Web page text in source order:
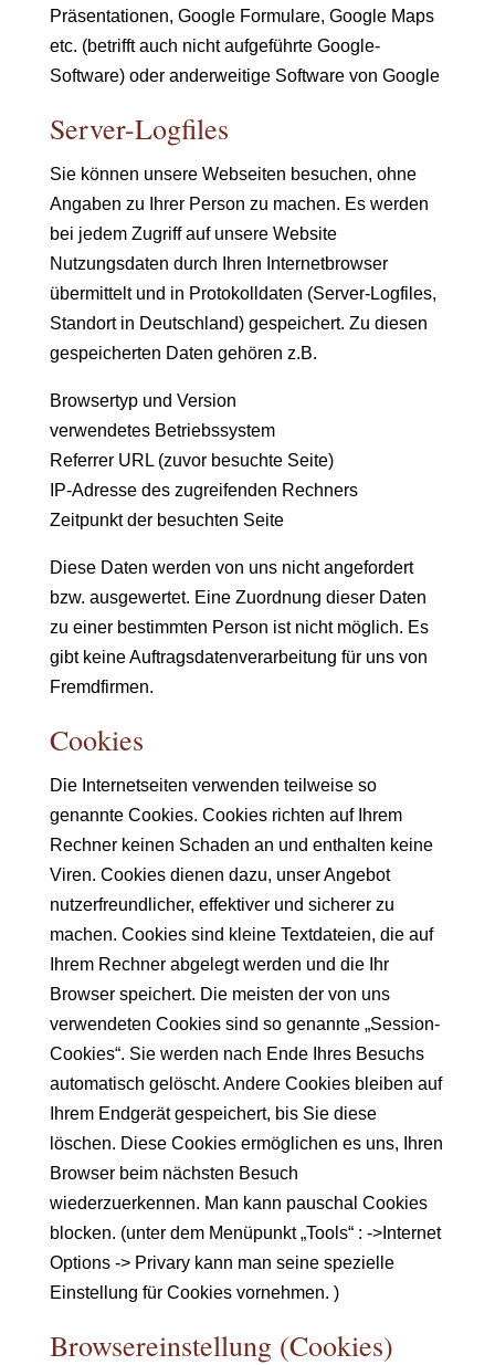
Präsentationen, Google Formulare, Google Maps
etc. (betrifft auch nicht aufgeführte Google-
Software) oder anderweitige Software von Google
Server-Logfiles
Sie können unsere Webseiten besuchen, ohne
Angaben zu Ihrer Person zu machen. Es werden
bei jedem Zugriff auf unsere Website
Nutzungsdaten durch Ihren Internetbrowser
übermittelt und in Protokolldaten (Server-Logfiles,
Standort in Deutschland) gespeichert. Zu diesen
gespeicherten Daten gehören z.B.
Browsertyp und Version
verwendetes Betriebssystem
Referrer URL (zuvor besuchte Seite)
IP-Adresse des zugreifenden Rechners
Zeitpunkt der besuchten Seite
Diese Daten werden von uns nicht angefordert
bzw. ausgewertet. Eine Zuordnung dieser Daten
zu einer bestimmten Person ist nicht möglich. Es
gibt keine Auftragsdatenverarbeitung für uns von
Fremdfirmen.
Cookies
Die Internetseiten verwenden teilweise so
genannte Cookies. Cookies richten auf Ihrem
Rechner keinen Schaden an und enthalten keine
Viren. Cookies dienen dazu, unser Angebot
nutzerfreundlicher, effektiver und sicherer zu
machen. Cookies sind kleine Textdateien, die auf
Ihrem Rechner abgelegt werden und die Ihr
Browser speichert. Die meisten der von uns
verwendeten Cookies sind so genannte „Session-
Cookies“. Sie werden nach Ende Ihres Besuchs
automatisch gelöscht. Andere Cookies bleiben auf
Ihrem Endgerät gespeichert, bis Sie diese
löschen. Diese Cookies ermöglichen es uns, Ihren
Browser beim nächsten Besuch
wiederzuerkennen. Man kann pauschal Cookies
blocken. (unter dem Menüpunkt „Tools“ : ->Internet
Options -> Privary kann man seine spezielle
Einstellung für Cookies vornehmen. )
Browsereinstellung (Cookies)